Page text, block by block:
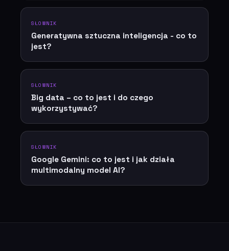
SŁOWNIK
Generatywna sztuczna inteligencja - co to
jest?
SŁOWNIK
Big data – co to jest i do czego
wykorzystywać?
SŁOWNIK
Google Gemini: co to jest i jak działa
multimodalny model AI?